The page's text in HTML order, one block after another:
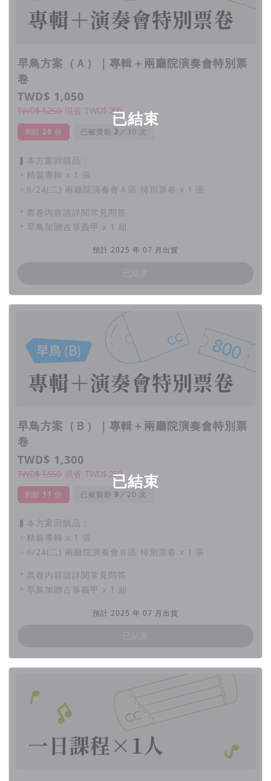
已結束
早鳥方案（Ａ）｜專輯＋兩廳院演奏會特別票
卷
TWD$ 1,050
TWD$ 1,250 現省 TWD$ 200
剩餘28 份 已被贊助 ／30 次
▍本方案回饋品：
・精裝專輯 x 1 張
・6/24(二) 兩廳院演奏會Ａ區 特別票卷 x 1 張
＊票卷內容請詳閱常見問答
＊早鳥加贈古箏義甲 x 1 組
預計 2025 年 07 月出貨
已結束
早鳥方案（Ｂ）｜專輯＋兩廳院演奏會特別票
卷
TWD$ 1,300
TWD$ 1,550 現省 TWD$ 250
剩餘 11 份 已被贊助 ／20 次
▍本方案回饋品：
・精裝專輯 x 1 張
・6/24(二) 兩廳院演奏會Ｂ區 特別票卷 x 1 張
＊票卷內容請詳閱常見問答
＊早鳥加贈古箏義甲 x 1 組
預計 2025 年 07 月出貨